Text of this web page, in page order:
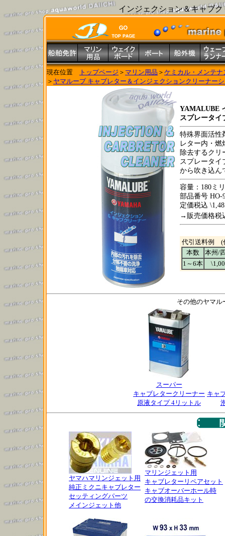
インジェクション＆キャブ
現在位置 トップページ ＞ マリン用品 ＞ ケミカル・メンテナ
＞ ヤマルーブ キャブレター＆インジェクションクリーナー
YAMALUBE
スプレータイ
特殊界面活性
レター内・燃
除去するクリ
スプレータイ
から吹き込ん
容量：180ミ
部品番号 HO-
定価税込
→販売価格税
代引送料例 (
本数
本州/
1～6本
その他のヤマ
スーパー
キャブレタークリーナー
原液タイプ 4リットル
キャ
ヤマハマリンジェット用
純正ミクニキャブレター
セッティングパーツ
メインジェット他
マリンジェット用
キャブレターリペアセット
キャブオーバーホール時
の交換消耗品キット